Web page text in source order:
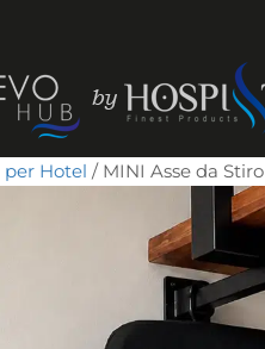
Hotel / MINI Asse da